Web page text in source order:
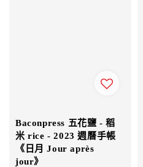
Baconpress 五花鹽 - 稻
米 rice - 2023 週曆手帳
《日月 Jour après
jour》